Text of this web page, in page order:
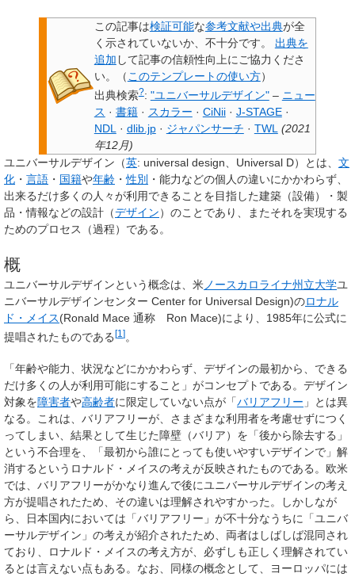
この記事は検証可能な参考文献や出典が全
く示されていないか、不十分です。
出典を
追加 して記事の信頼性向上にご協力くださ
い。
（ このテンプレートの使い方）
出典検索?: "ユニバーサルデザイン" – ニュー
ス · 書籍 · スカラー · CiNii · J-STAGE ·
NDL
· dlib.jp · ジャパンサーチ · TWL (2021
年12月)
ユニバーサルデザイン （英: universal design Universal D）とは、 文
化 ・ 言語 ・ 国籍や年齢 ・性別 ・能力などの個人の違いにかかわらず、
出来るだけ多くの人々が利用できることを目指した建築（設備）・製
品・情報などの設計（デザイン）のことであり、またそれを実現する
ためのプロセス（過程）である。
概
ユニバーサルデザインという概念は、米ノースカロライナ州立大学ユ
ニバーサルデザインセンター Center for Universal Design)のロナル
ド・メイス(Ronald Mace 通称 Ron Mace)により、1985年に公式に
提唱されたものである [1 ]。
「年齢や能力、状況などにかかわらず、デザインの最初から、できる
だけ多くの人が利用可能にすること」がコンセプトである。デザイン
対象を障害者や高齢者に限定していない点が「バリアフリー 」とは異
なる。これは、バリアフリーが、さまざまな利用者を考慮せずにつく
ってしまい、結果として生じた障壁（バリア）を「後から除去する」
という不合理を、「最初から誰にとっても使いやすいデザインで」解
消するというロナルド・メイスの考えが反映されたものである。欧米
では、バリアフリーがかなり進んで後にユニバーサルデザインの考え
方が提唱されたため、その違いは理解されやすかった。しかしなが
ら、日本国内においては「バリアフリー」が不十分なうちに「ユニバ
ーサルデザイン」の考えが紹介されたため、両者はしばしば混同され
ており、ロナルド・メイスの考え方が、必ずしも正しく理解されてい
るとは言えない点もある。なお、同様の概念として、ヨーロッパには